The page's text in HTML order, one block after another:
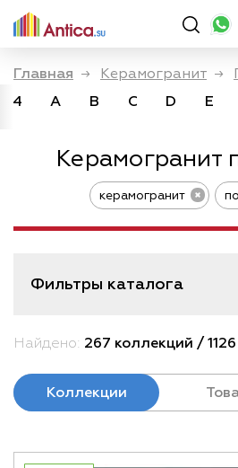
Главная → Керамогранит →
4
A B C D E
Керамогранит
керамогранит
Коллекции
Найдено: 267 коллекций /
Фильтры каталога